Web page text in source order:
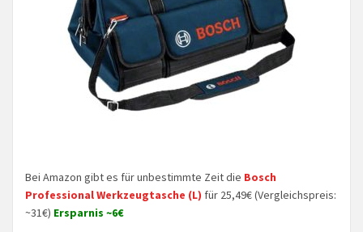
Bei Amazon gibt es für unbestimmte Zeit die Bosch
Professional Werkzeugtasche (L) für 25,49€ (Vergleichspreis:
~31€) Ersparnis ~6€